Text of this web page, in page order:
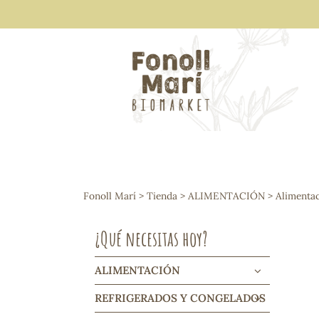
Arroces y legumbres
Frutos secos y snacks
Cereales, mueslis, hinchados y
Galletas y dulces
Vinos y cavas
Condimentos y salsas
Harinas y sémolas
Pasta
Fonoll Marí > Tienda > ALIMENTACIÓN >
¿Qué necesitas hoy?
ALIMENTACIÓN
REFRIGERADOS Y CONGELADOS